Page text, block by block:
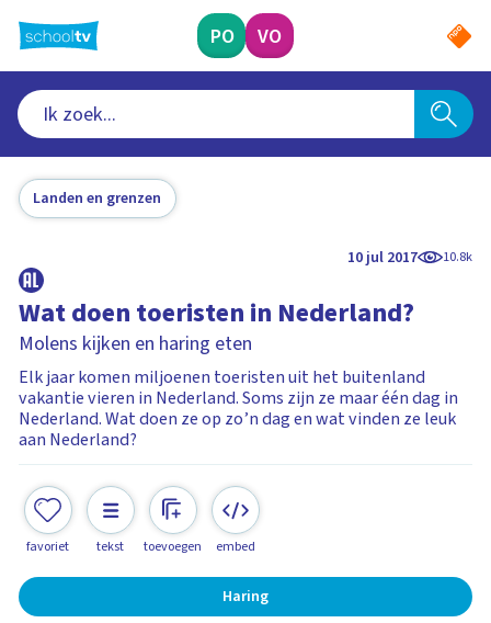
naar
hoofdinhoud
PO VO
Landen en grenzen
10 jul 2017 10.8k
Wat doen toeristen in Nederland?
Molens kijken en haring eten
Elk jaar komen miljoenen toeristen uit het buitenland
vakantie vieren in Nederland. Soms zijn ze maar één dag in
Nederland. Wat doen ze op zo’n dag en wat vinden ze leuk
aan Nederland?
favoriet tekst toevoegen embed
Haring